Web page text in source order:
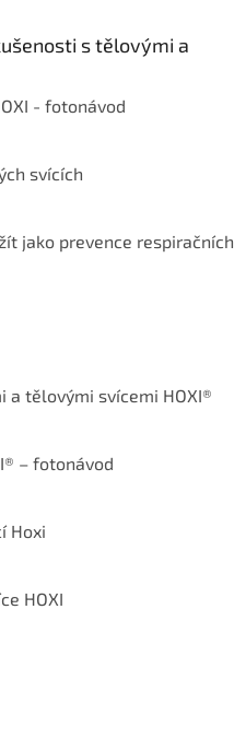
s tělovými a
- fotonávod
svících
jako prevence respiračních
a tělovými svícemi HOXI®
– fotonávod
Hoxi
HOXI